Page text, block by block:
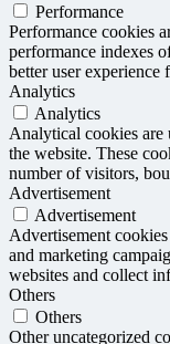
Performance
Performance cookies
performance indexes
better user experience
Analytics
Analytics
Analytical cookies are
the website. These
number of visitors,
Advertisement
Advertisement
Advertisement
and marketing
websites and collect
Others
Others
Other uncategorized